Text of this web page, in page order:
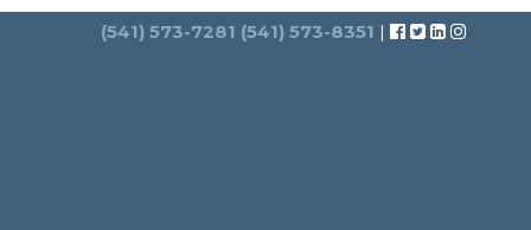
Search
(541) 573-7281 (541) 573-8351 |